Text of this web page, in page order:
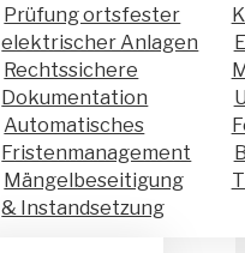
Prüfung ortsfester
elektrischer Anlagen
Rechtssichere
Dokumentation
Automatisches
Fristenmanagement
Mängelbeseitigung
& Instandsetzung